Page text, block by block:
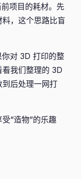
项目的耗材。先
，这个思路比盲
对 3D 打印的整
我们整理的 3D
后处理一网打
”造物”的乐趣